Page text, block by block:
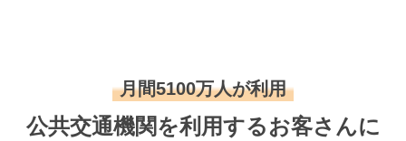
月間5100万人が利用
公共交通機関を利用するお客さんに